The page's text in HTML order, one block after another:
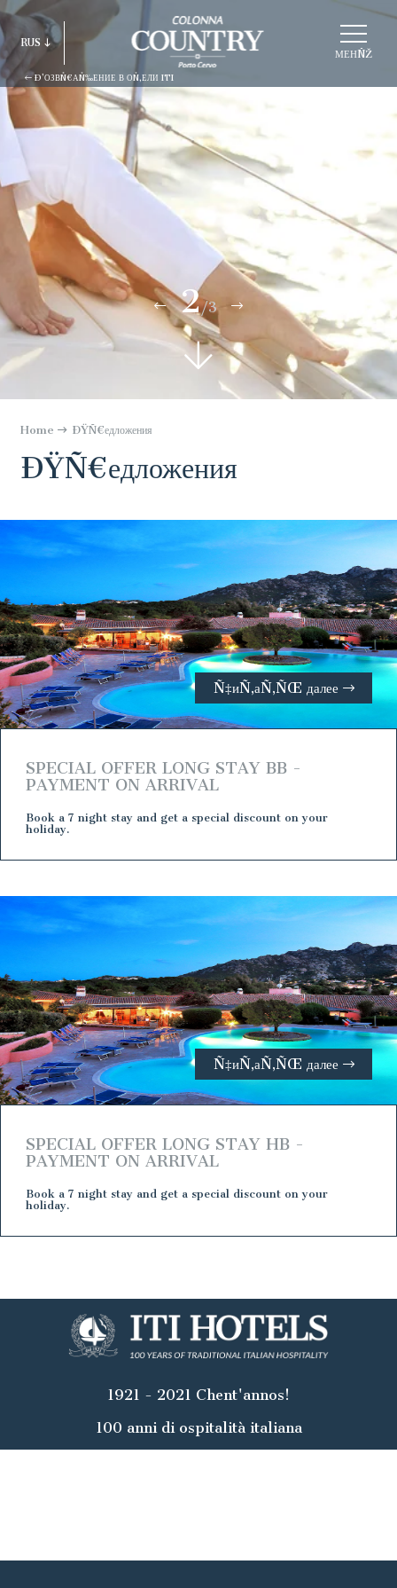
МЕНÑŽ
Ð’ОЗВÑ€АÑ‰ЕНИЕ В ОÑ‚ЕЛИ ITI
RUS
ITA
FRA
ВÑ‹БÑ€АÑ‚ÑŒ
СÑ‚Ñ€ÑƑКÑ‚ÑƑÑ€ÑƑ
2/3
Home ÐŸÑ€едложения
ÐŸÑ€едложения
Ñ‡иÑ‚аÑ‚ÑŒ далее
SPECIAL OFFER LONG STAY BB -
PAYMENT ON ARRIVAL
Book a 7 night stay and get a special discount on your
holiday.
Ñ‡иÑ‚аÑ‚ÑŒ далее
SPECIAL OFFER LONG STAY HB -
PAYMENT ON ARRIVAL
Book a 7 night stay and get a special discount on your
holiday.
1921 - 2021 Chent'annos!
100 anni di ospitalità italiana